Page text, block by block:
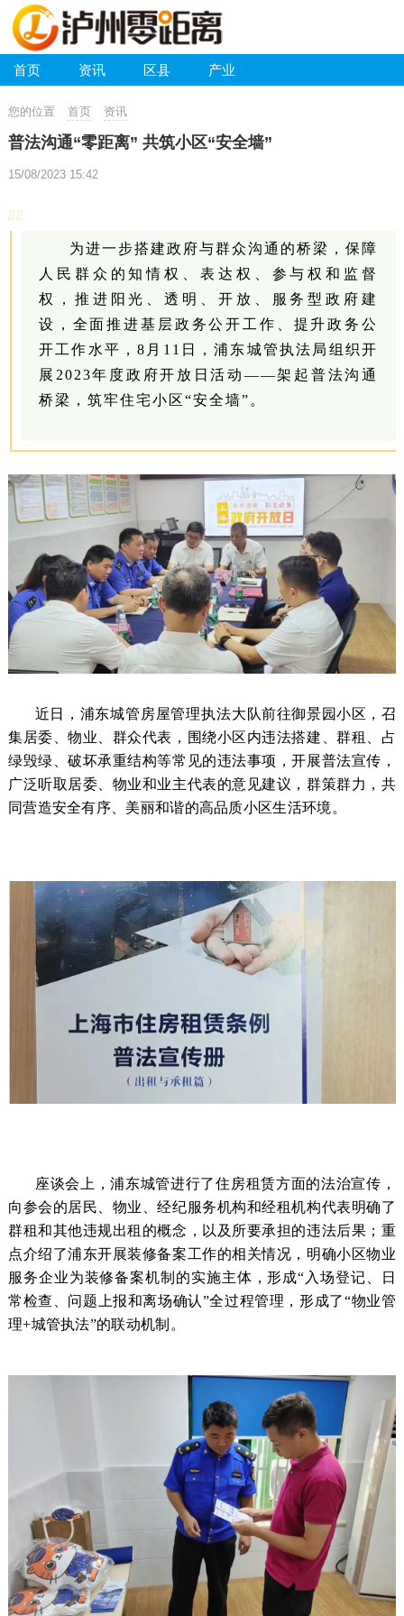
首页 资讯 区县 产业
您的位置 首页 资讯
普法沟通“零距离” 共筑小区“安全墙”
15/08/2023 15:42
为进一步搭建政府与群众沟通的桥梁，保障
人民群众的知情权、表达权、参与权和监督
权，推进阳光、透明、开放、服务型政府建
设，全面推进基层政务公开工作、提升政务公
开工作水平，8月11日，浦东城管执法局组织开
展2023年度政府开放日活动——架起普法沟通
桥梁，筑牢住宅小区“安全墙”。
近日， 浦东城管房屋管理执法大队前往御景园小区，召
集居委、物业、群众代表，围绕小区内违法搭建、群租、占
绿毁绿、破坏承重结构等常见的违法事项，开展普法宣传，
广泛听取居委、物业和业主代表的意见建议，群策群力，共
同营造安全有序、美丽和谐的高品质小区生活环境。
座谈会上，浦东城管进行了住房租赁方面的法治宣传，
向参会的居民、物业、经纪服务机构和经租机构代表明确了
群租和其他违规出租的概念，以及所要承担的违法后果； 重
点介绍了浦东开展装修备案工作的相关情况，明确小区物业
服务企业为装修备案机制的实施主体，形成“入场登记、日
常检查、问题上报和离场确认”全过程管理，形成了“物业管
理+城管执法”的联动机制。